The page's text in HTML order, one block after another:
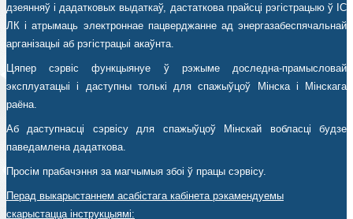
дзеянняў і дадатковых выдаткаў, дастаткова прайсці рэгістрацыю ў ІС
ЛК і атрымаць электроннае пацверджанне ад энергазабеспячальнай
арганізацыі аб рэгістрацыі акаўнта.
Цяпер сэрвіс функцыянуе ў рэжыме доследна-прамысловай
эксплуатацыі і даступны толькі для спажыўцоў Мінска і Мінскага
раёна.
Аб даступнасці сэрвісу для спажыўцоў Мінскай вобласці будзе
паведамлена дадаткова.
Просім прабачэння за магчымыя збоі ў працы сэрвісу.
Перад выкарыстаннем асабістага кабінета рэкамендуемы
скарыстацца інструкцыямі: